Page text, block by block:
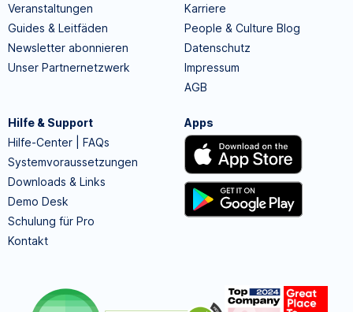
Veranstaltungen
Guides & Leitfäden
Newsletter abonnieren
Unser Partnernetzwerk
Karriere
People & Culture Blog
Datenschutz
Impressum
AGB
Hilfe & Support
Hilfe-Center | FAQs
Systemvoraussetzungen
Downloads & Links
Demo Desk
Schulung für Pro
Kontakt
Apps